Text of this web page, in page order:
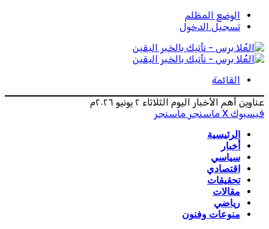
الوضع المظلم
تسجيل الدخول
القائمة
عناوين أهم الأخبار اليوم الثلاثاء ٢ يونيو ٢٠٢٦م
فيسبوك ‫X ماسنجر ماسنجر
الرئيسية
أخبار
سياسي
اقتصادي
تحقيقات
مقالات
رياضي
منوعات وفنون